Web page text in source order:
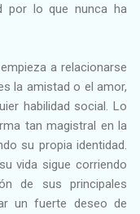
por lo que nunca ha
a relacionarse
la amistad o el amor,
habilidad social. Lo
tan magistral en la
su propia identidad.
vida sigue corriendo
de sus principales
un fuerte deseo de